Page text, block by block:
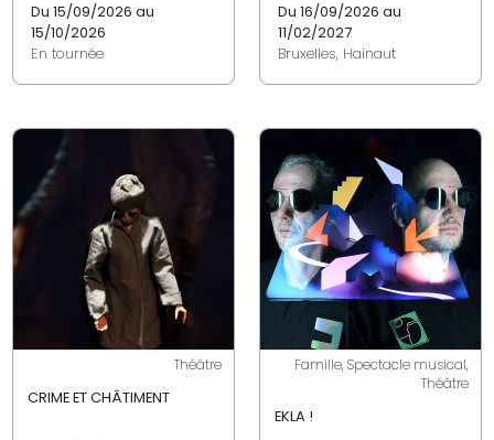
Du 15/09/2026 au
15/10/2026
En tournée
Du 16/09/2026 au
11/02/2027
Bruxelles, Hainaut
Théâtre
CRIME ET CHÂTIMENT
Famille, Spectacle musical,
Théâtre
EKLA !